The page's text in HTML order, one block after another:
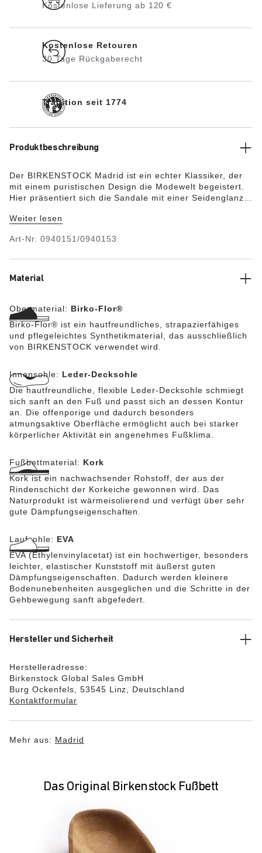
Kostenlose Lieferung ab 120 €
Kostenlose Retouren
30 Tage Rückgaberecht
Tradition seit 1774
Produktbeschreibung
Der BIRKENSTOCK Madrid ist ein echter Klassiker, der
mit einem puristischen Design die Modewelt begeistert.
Hier präsentiert sich die Sandale mit einer Seidenglanz-
hautfreundlichen und strapazierfähigen Synthetikmaterial
Weiter lesen
Art-Nr. 0940151/0940153
Material
Obermaterial: Birko-Flor®
Birko-Flor® ist ein hautfreundliches, strapazierfähiges
und pflegeleichtes Synthetikmaterial, das ausschließlich
von BIRKENSTOCK verwendet wird.
Innensohle: Leder-Decksohle
Die hautfreundliche, flexible Leder-Decksohle schmiegt
sich sanft an den Fuß und passt sich an dessen Kontur
an. Die offenporige und dadurch besonders
atmungsaktive Oberfläche ermöglicht auch bei starker
körperlicher Aktivität ein angenehmes Fußklima.
Fußbettmaterial: Kork
Kork ist ein nachwachsender Rohstoff, der aus der
Rindenschicht der Korkeiche gewonnen wird. Das
Naturprodukt ist wärmeisolierend und verfügt über sehr
gute Dämpfungseigenschaften.
Laufsohle: EVA
EVA (Ethylenvinylacetat) ist ein hochwertiger, besonders
leichter, elastischer Kunststoff mit äußerst guten
Dämpfungseigenschaften. Dadurch werden kleinere
Bodenunebenheiten ausgeglichen und die Schritte in der
Gehbewegung sanft abgefedert.
Hersteller und Sicherheit
Herstelleradresse:
Birkenstock Global Sales GmbH
Burg Ockenfels, 53545 Linz, Deutschland
Kontaktformular
Mehr aus: Madrid
Das Original Birkenstock Fußbett